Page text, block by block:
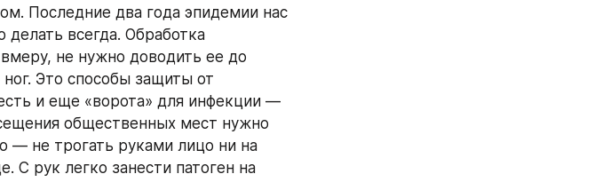
Последние два года эпидемии нас
всегда. Обработка
не нужно доводить ее до
Это способы защиты от
и еще «ворота» для инфекции —
общественных мест нужно
— не трогать руками лицо ни на
С рук легко занести патоген на